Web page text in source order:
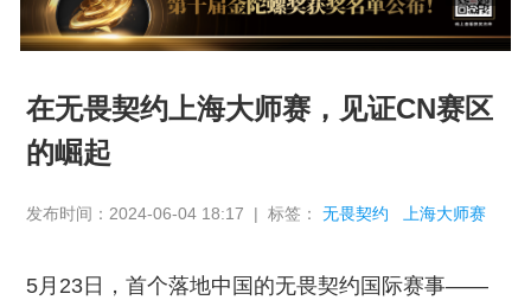
在无畏契约上海大师赛，见证CN赛区
的崛起
发布时间：2024-06-04 18:17 | 标签：无畏契约 上海大师赛
5月23日，首个落地中国的无畏契约国际赛事——